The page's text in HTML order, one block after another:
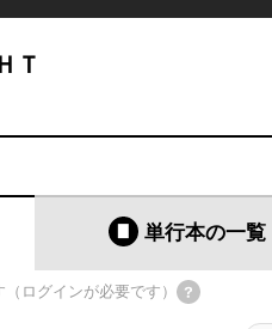
Ｔ
単行本の一覧
（ログインが必要です）